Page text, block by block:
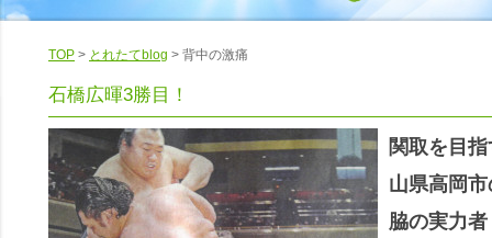
TOP > とれたてblog > 背中の激痛
石橋広暉3勝目！
関取を目
山県高岡
脇の実力